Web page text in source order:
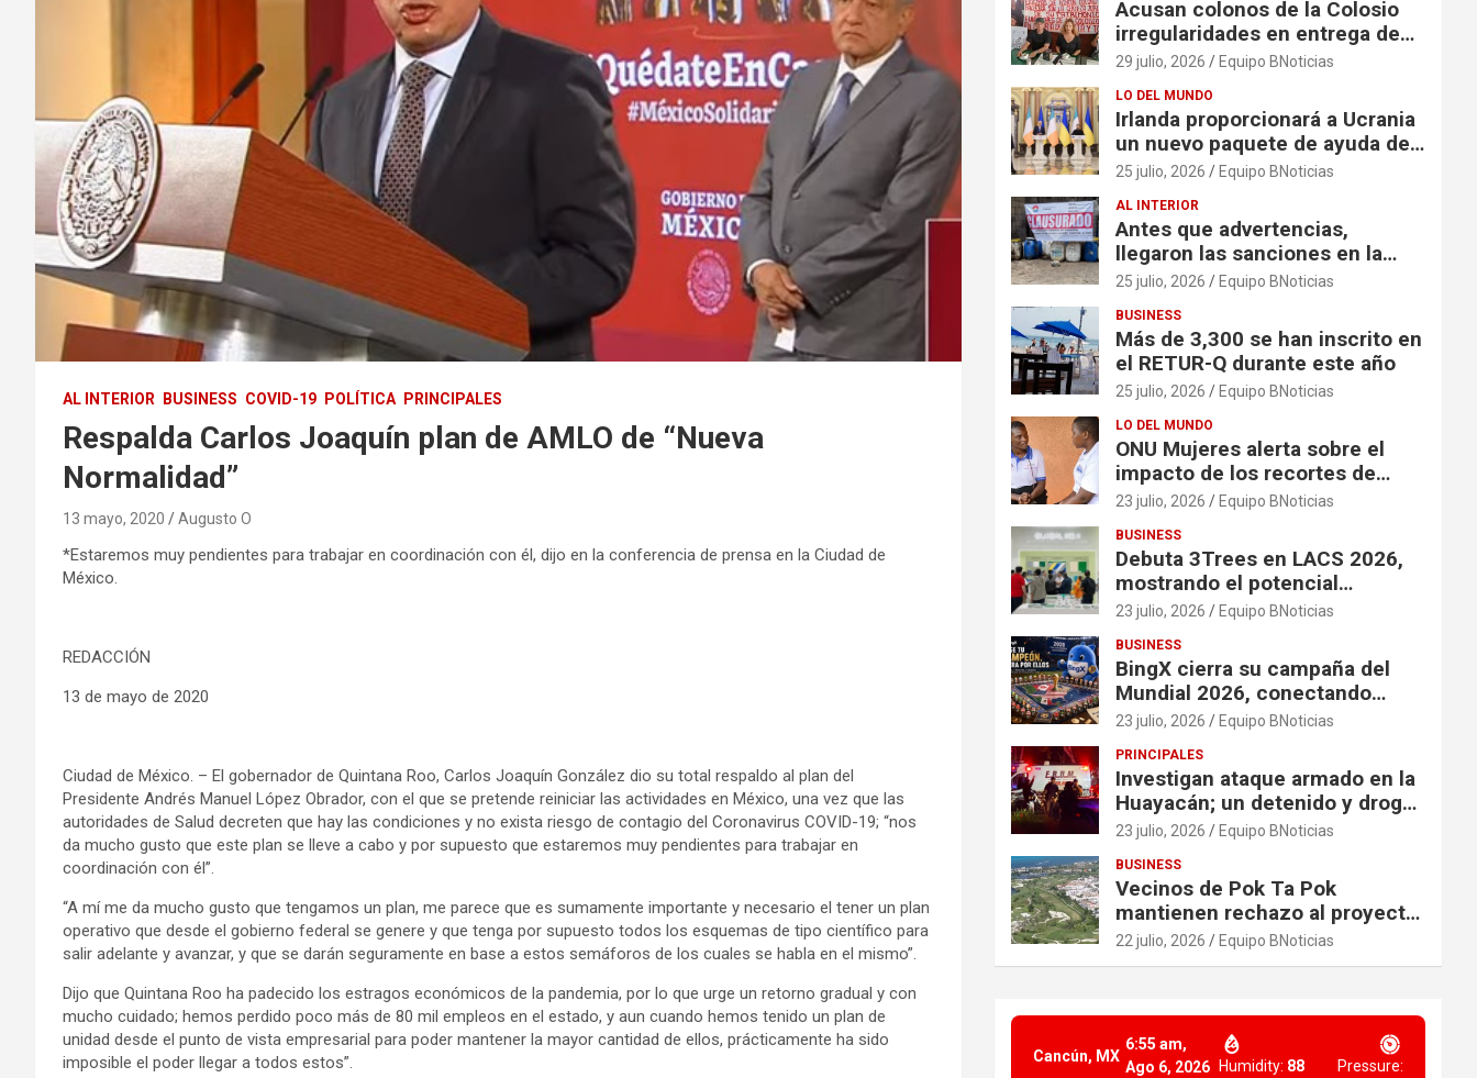
AL INTERIOR BUSINESS COVID-19 POLÍTICA PRINCIPALES
Respalda Carlos Joaquín plan de AMLO de “Nueva
Normalidad”
13 mayo, 2020 Augusto O
*Estaremos muy pendientes para trabajar en coordinación con él, dijo en la conferencia de prensa en la Ciudad de
México.
REDACCIÓN
13 de mayo de 2020
Ciudad de México. – El gobernador de Quintana Roo, Carlos Joaquín González dio su total respaldo al plan del
Presidente Andrés Manuel López Obrador, con el que se pretende reiniciar las actividades en México, una vez que las
autoridades de Salud decreten que hay las condiciones y no exista riesgo de contagio del Coronavirus COVID-19; “nos
da mucho gusto que este plan se lleve a cabo y por supuesto que estaremos muy pendientes para trabajar en
coordinación con él”.
“A mí me da mucho gusto que tengamos un plan, me parece que es sumamente importante y necesario el tener un plan
operativo que desde el gobierno federal se genere y que tenga por supuesto todos los esquemas de tipo científico para
salir adelante y avanzar, y que se darán seguramente en base a estos semáforos de los cuales se habla en el mismo”.
Dijo que Quintana Roo ha padecido los estragos económicos de la pandemia, por lo que urge un retorno gradual y con
mucho cuidado; hemos perdido poco más de 80 mil empleos en el estado, y aun cuando hemos tenido un plan de
unidad desde el punto de vista empresarial para poder mantener la mayor cantidad de ellos, prácticamente ha sido
imposible el poder llegar a todos estos”.
Acusan colonos de la Colosio
irregularidades en entrega de
escrituras
29 julio, 2026 Equipo BNoticias
LO DEL MUNDO
Irlanda proporcionará a Ucrania
un nuevo paquete de ayuda de
125 millones de euros
25 julio, 2026 Equipo BNoticias
AL INTERIOR
Antes que advertencias,
llegaron las sanciones en la
colonia El Milagro
25 julio, 2026 Equipo BNoticias
BUSINESS
Más de 3,300 se han inscrito en
el RETUR-Q durante este año
25 julio, 2026 Equipo BNoticias
LO DEL MUNDO
ONU Mujeres alerta sobre el
impacto de los recortes de
financiación en organizaciones
en contextos de crisis
23 julio, 2026 Equipo BNoticias
BUSINESS
Debuta 3Trees en LACS 2026,
mostrando el potencial
ecológico de China en América
23 julio, 2026 Equipo BNoticias
BUSINESS
BingX cierra su campaña del
Mundial 2026, conectando
comunidades a través de
23 julio, 2026 Equipo BNoticias
PRINCIPALES
Investigan ataque armado en la
Huayacán; un detenido y droga
asegurada tras persecución
23 julio, 2026 Equipo BNoticias
BUSINESS
Vecinos de Pok Ta Pok
mantienen rechazo al proyecto
Bosque Real
22 julio, 2026 Equipo BNoticias
Cancún, MX
6:55 am,
Ago 6, 2026
Humidity: 88
Pressure: